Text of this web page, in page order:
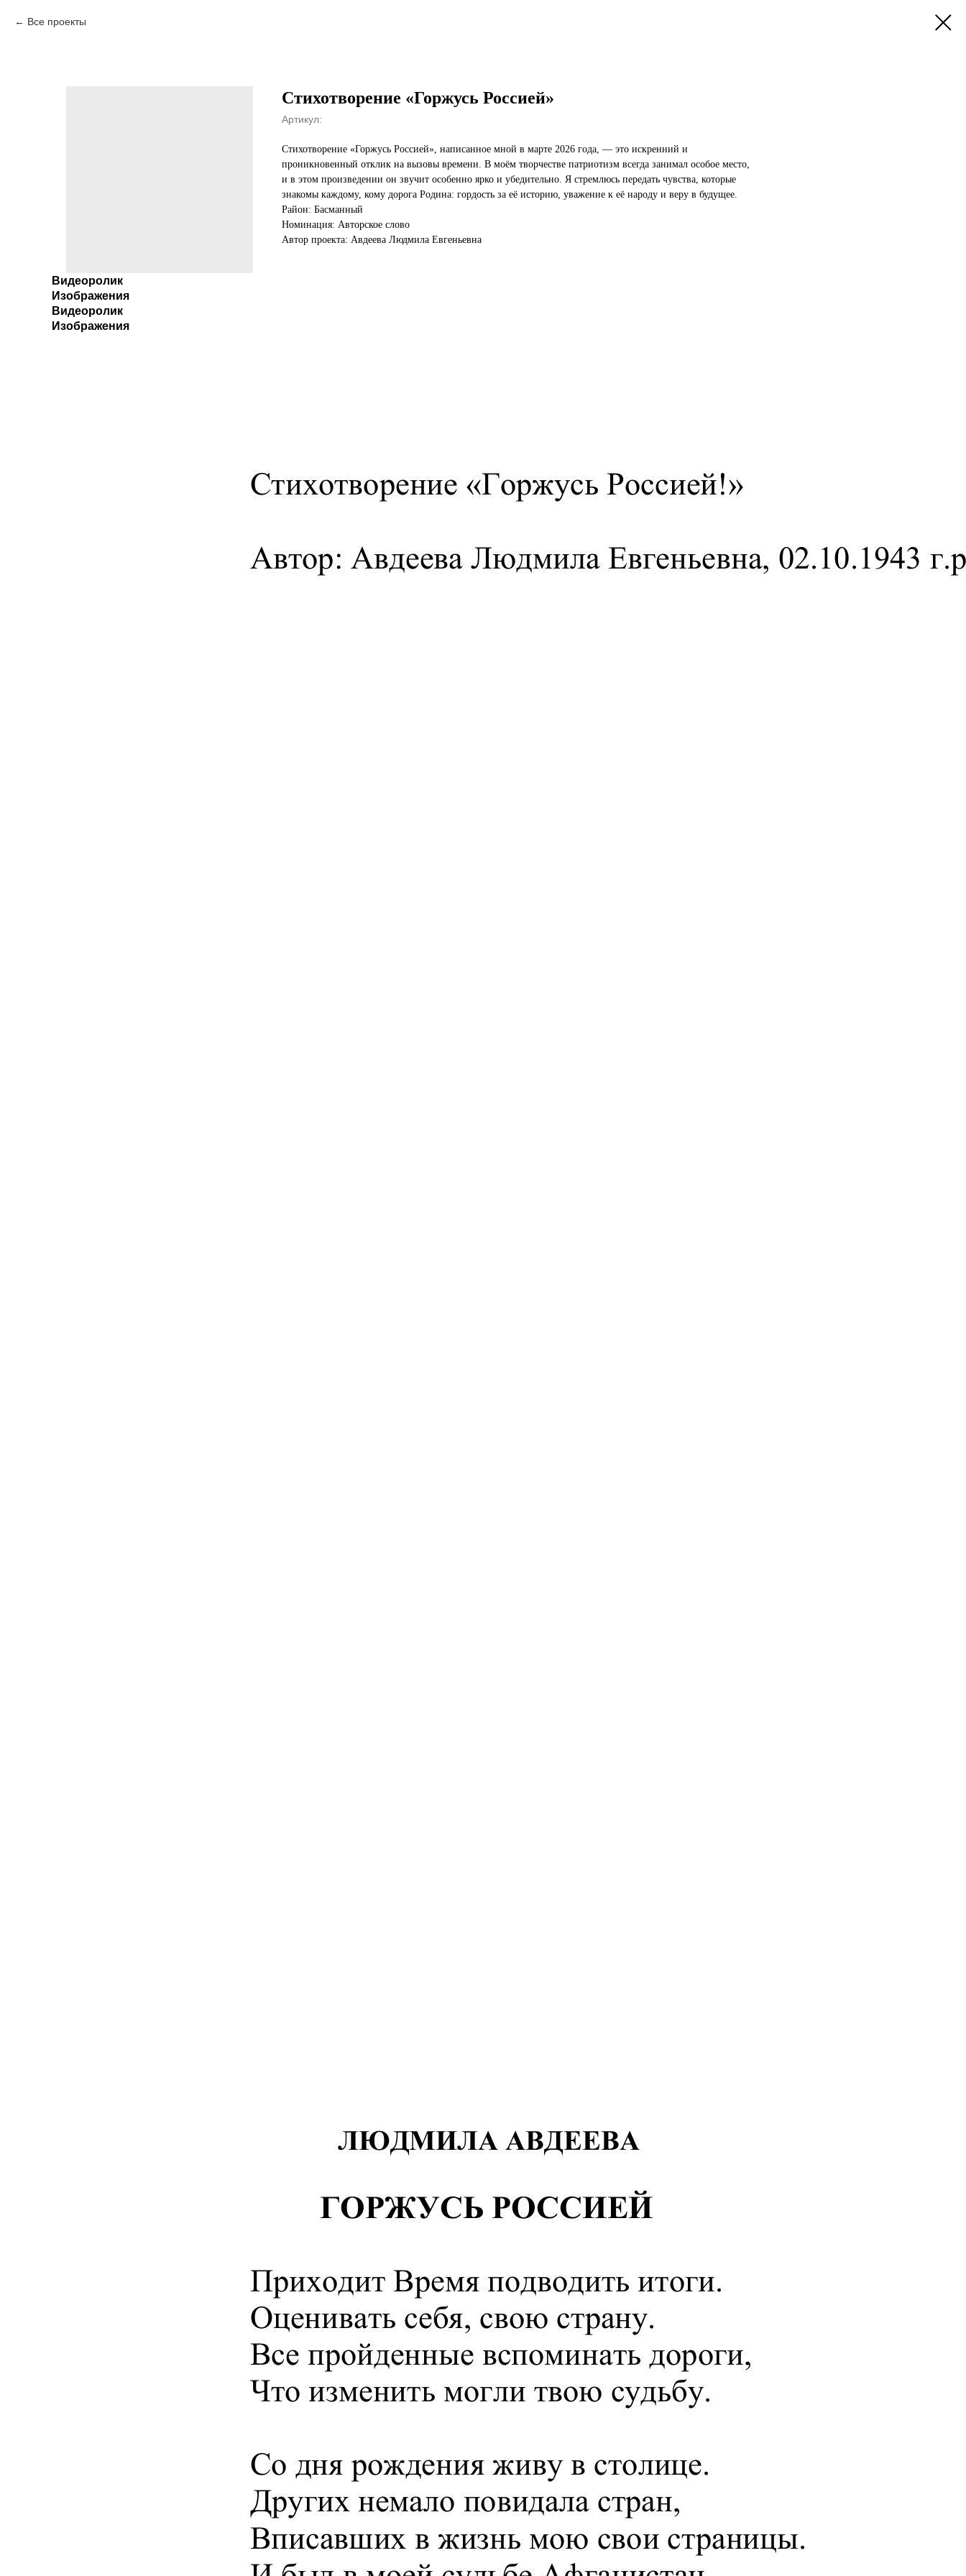
Все проекты
Стихотворение «Горжусь Россией»
Артикул:
Стихотворение «Горжусь Россией», написанное мной в марте 2026 года, — это искренний и
проникновенный отклик на вызовы времени. В моём творчестве патриотизм всегда занимал особое место,
и в этом произведении он звучит особенно ярко и убедительно. Я стремлюсь передать чувства, которые
знакомы каждому, кому дорога Родина: гордость за её историю, уважение к её народу и веру в будущее.
Район: Басманный
Номинация: Авторское слово
Автор проекта: Авдеева Людмила Евгеньевна
Видеоролик
Изображения
Видеоролик
Изображения